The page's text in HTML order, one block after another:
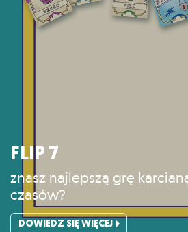
FLIP 7
znasz najlepszą grę
czasów?
DOWIEDZ SIĘ WIĘCEJ